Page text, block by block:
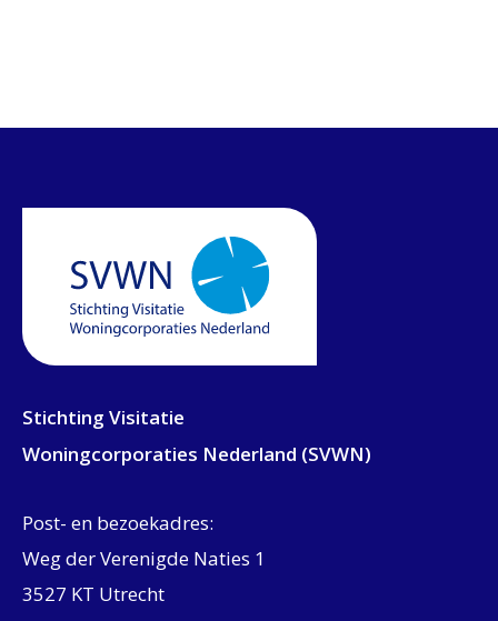
Stichting Visitatie
Woningcorporaties Nederland (SVWN)
Post- en bezoekadres:
Weg der Verenigde Naties 1
3527 KT Utrecht